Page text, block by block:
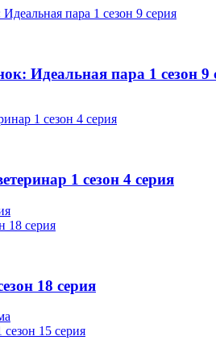
Идеальная пара 1 сезон 9
1 сезон 4 серия
18 серия